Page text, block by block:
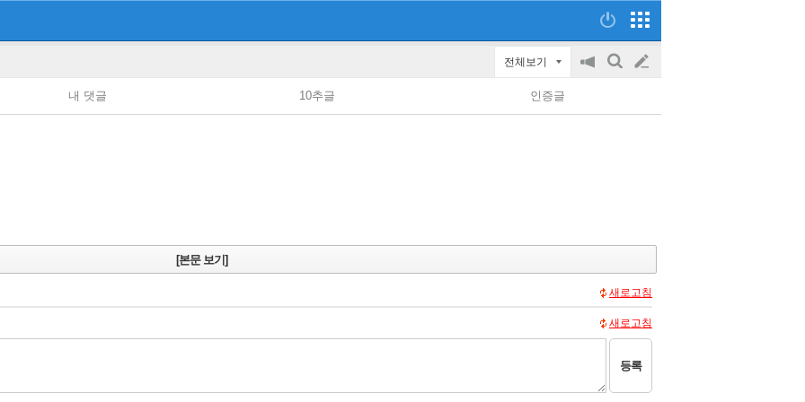
전체보기
공
on/off
검
글
쓰
내 댓글 10추글 인증글
[본문 보기]
새로고침
새로고침
등록